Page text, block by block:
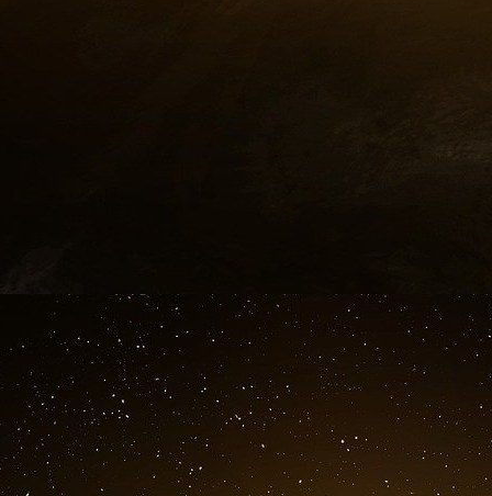
Ce que contient réellement un vaccin : une
que l’on croit responsable d’une maladie,
comme les ARN ou ADN double brin. Des
ne sait pas filtrer totalement la fraction
culture sont polluées pour une raison ou
également des adjuvants tels l’hydroxyde
puisqu’il est capable de traverser la barrière